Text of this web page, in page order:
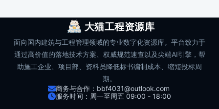
大猫工程资源库
面向国内建筑与工程管理领域的专业数字化资源库。平台致力于
通过高价值的落地技术方案、权威规范速查以及尖端AI引擎，帮
助施工企业、项目部、资料员降低标书编制成本、缩短投标周
期。
商务与合作：bbf4031@outlook.com
服务时间：周一至周五 09:00 - 18:00